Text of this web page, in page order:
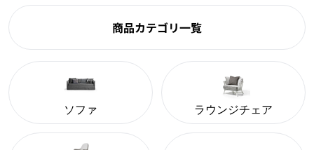
商品カテゴリ一覧
ソファ ラウンジチェア